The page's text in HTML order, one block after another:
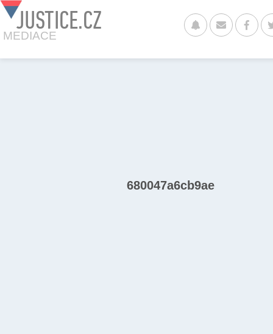
JUSTICE.CZ
MEDIACE
680047a6cb9ae